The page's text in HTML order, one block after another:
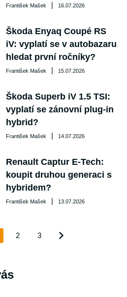
František Mašek | 16.07.2026
Škoda Enyaq Coupé RS
iV: vyplatí se v autobazaru
hledat první ročníky?
František Mašek | 15.07.2026
Škoda Superb iV 1.5 TSI:
vyplatí se zánovní plug-in
hybrid?
František Mašek | 14.07.2026
Renault Captur E-Tech:
koupit druhou generaci s
hybridem?
František Mašek | 13.07.2026
2 3